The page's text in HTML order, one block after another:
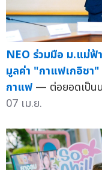
NEO ร่วมมือ ม.แม่ฟ้
มูลค่า "กาแฟเกอิชา
กาแฟ — ต่อยอดเป็น
07 เม.ย.